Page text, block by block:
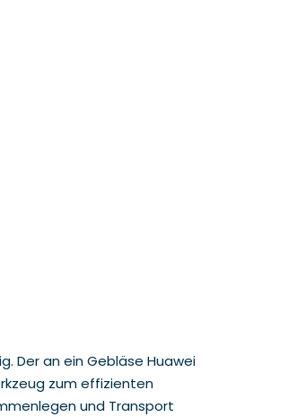
Der an ein Gebläse Huawei
zum effizienten
und Transport